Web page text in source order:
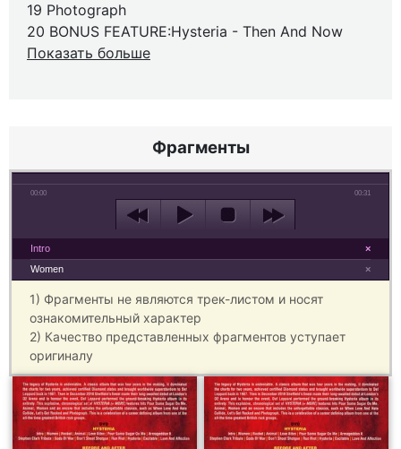
19 Photograph
20 BONUS FEATURE:Hysteria - Then And Now
Показать больше
Фрагменты
00:00 00:31
×
Intro
×
Women
1) Фрагменты не являются трек-листом и носят
ознакомительный характер
2) Качество представленных фрагментов уступает
оригиналу